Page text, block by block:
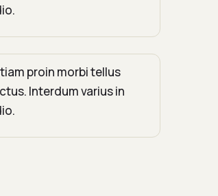
proin morbi tellus
Interdum varius in